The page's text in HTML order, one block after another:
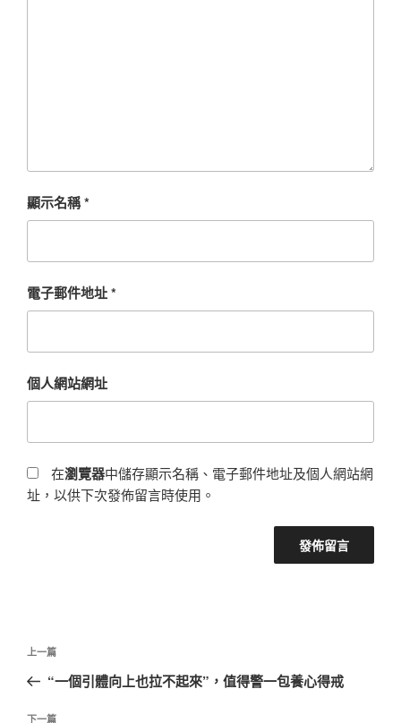
顯示名稱*
電子郵件地址*
個人網站網址
在瀏覽器中儲存顯示名稱、電子郵件地址及個人網站網
址，以供下次發佈留言時使用。
文
導
覽
上
一
文
上一篇
“一個引體向上也拉不起來”，值得警一包養心得戒
下一篇